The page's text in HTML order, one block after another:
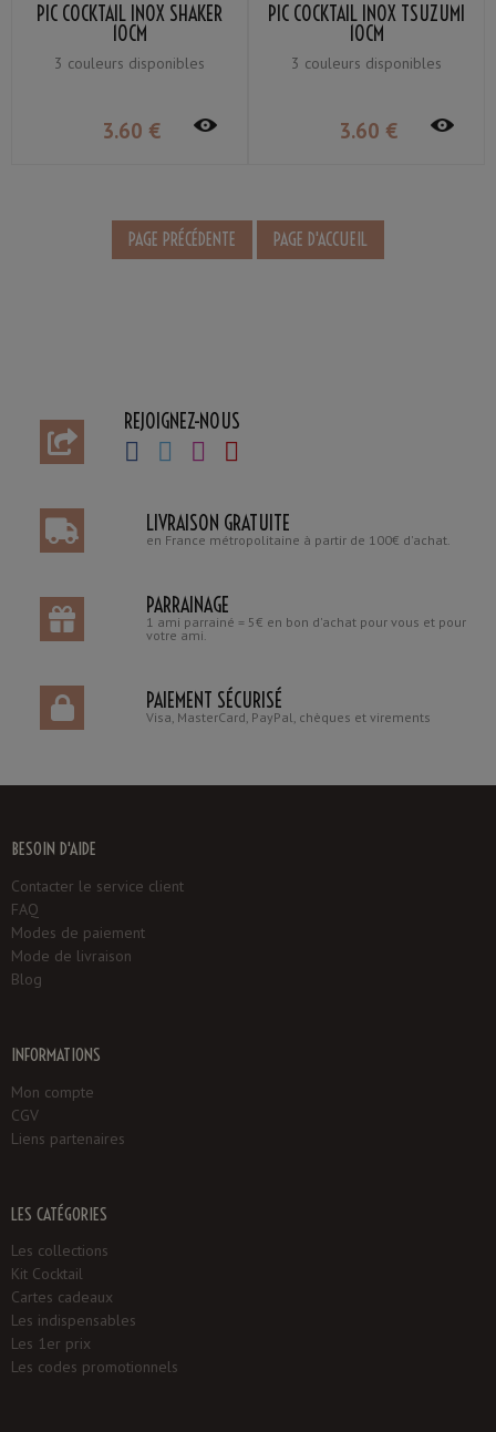
PIC COCKTAIL INOX SHAKER
10CM
3 couleurs disponibles
3.60 €
PIC COCKTAIL INOX TSUZUMI
10CM
3 couleurs disponibles
3.60 €
REJOIGNEZ-NOUS
LIVRAISON GRATUITE
en France métropolitaine à partir de 100€ d'achat.
PARRAINAGE
1 ami parrainé = 5€ en bon d'achat pour vous et pour
votre ami.
PAIEMENT SÉCURISÉ
Visa, MasterCard, PayPal, chèques et virements
BESOIN D'AIDE
Contacter le service client
FAQ
Modes de paiement
Mode de livraison
Blog
INFORMATIONS
Mon compte
CGV
Liens partenaires
LES CATÉGORIES
Les collections
Kit Cocktail
Cartes cadeaux
Les indispensables
Les 1er prix
Les codes promotionnels